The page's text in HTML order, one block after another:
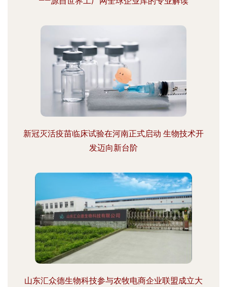
新冠灭活疫苗临床试验在河南正式启动 生物技术开
发迈向新台阶
山东汇众德生物科技参与农牧电商企业联盟成立大